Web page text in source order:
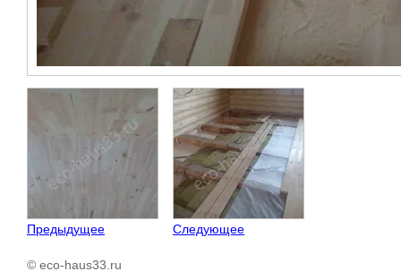
Предыдущее Следующее
© eco-haus33.ru